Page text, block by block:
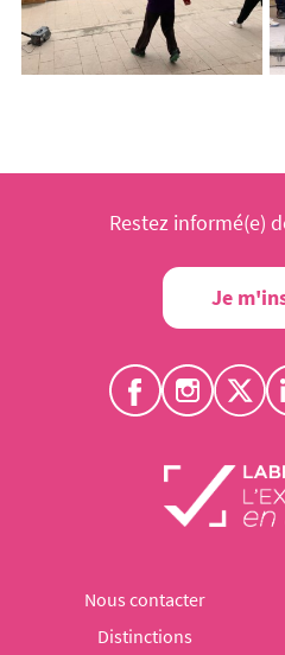
Restez informé(e)
Je
Nous contacter
Distinctions